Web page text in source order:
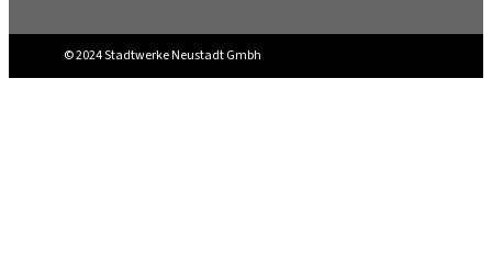
© 2024 Stadtwerke Neustadt Gmbh